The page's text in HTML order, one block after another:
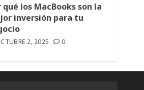
qué los MacBooks son la
inversión para tu
2, 2025 0